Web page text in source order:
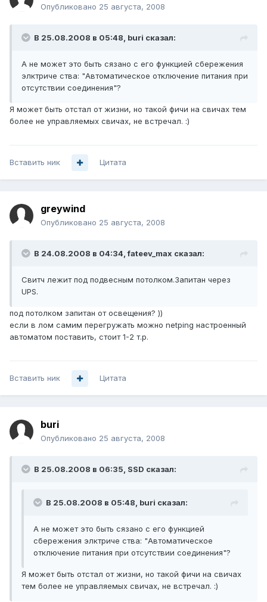
Опубликовано 25 августа, 2008
В 25.08.2008 в 05:48, buri сказал:
А не может это быть сязано с его функцией сбережения
элктриче ства: "Автоматическое отключение питания при
отсутствии соединения"?
Я может быть отстал от жизни, но такой фичи на свичах тем
более не управляемых свичах, не встречал. :)
Вставить ник Цитата
greywind
Опубликовано 25 августа, 2008
В 24.08.2008 в 04:34, fateev_max сказал:
Свитч лежит под подвесным потолком.Запитан через
UPS.
под потолком запитан от освещения? ))
если в лом самим перегружать можно netping настроенный
автоматом поставить, стоит 1-2 т.р.
Вставить ник Цитата
buri
Опубликовано 25 августа, 2008
В 25.08.2008 в 06:35, SSD сказал:
В 25.08.2008 в 05:48, buri сказал:
А не может это быть сязано с его функцией
сбережения элктриче ства: "Автоматическое
отключение питания при отсутствии соединения"?
Я может быть отстал от жизни, но такой фичи на свичах
тем более не управляемых свичах, не встречал. :)